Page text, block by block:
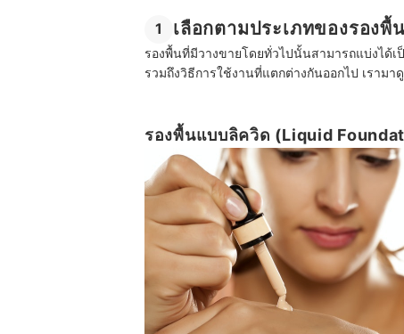
1 เลือกตามประเภทของรองพื้น
รองพื้นที่มีวางขายโดยทั่วไปนั้นสามารถแบ่งไ
รวมถึงวิธีการใช้งานที่แตกต่างกันออกไป เรา
รองพื้นแบบลิควิด (Liquid